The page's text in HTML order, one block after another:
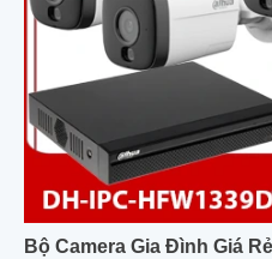
Bộ Camera Gia Đình Giá Rẻ